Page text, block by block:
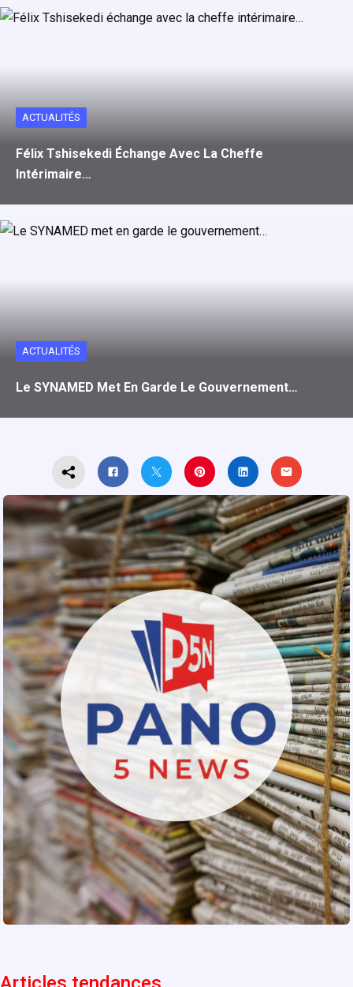
ACTUALITÉS
Félix Tshisekedi Échange Avec La Cheffe
Intérimaire…
ACTUALITÉS
Le SYNAMED Met En Garde Le Gouvernement…